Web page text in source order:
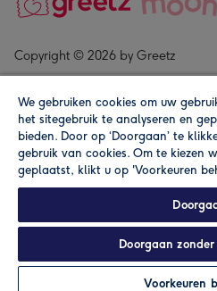
Copyright © 2026 by Greetz
Alle prijzen zijn inclusief btw en
We gebruiken cookies om uw
het sitegebruik te analyseren en
bieden. Door op ‘Doorgaan’ te
gebruik van cookies. Om te kiezen
geplaatst, klikt u op 'Voorkeuren
Doorgaan
Voorkeuren